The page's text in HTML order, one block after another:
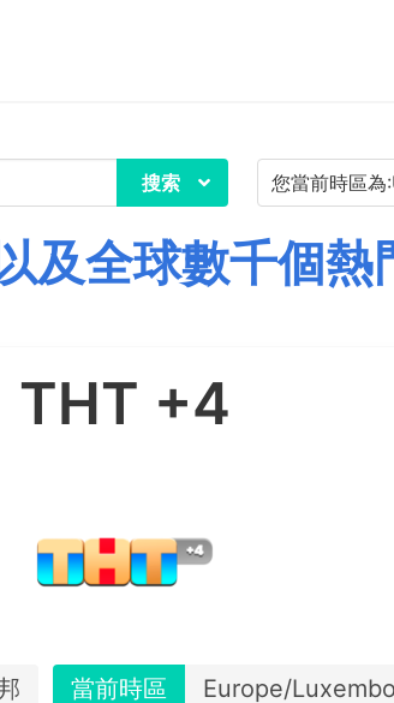
搜索
及全球數千個熱
ТНТ +4
當前時區 Europe/